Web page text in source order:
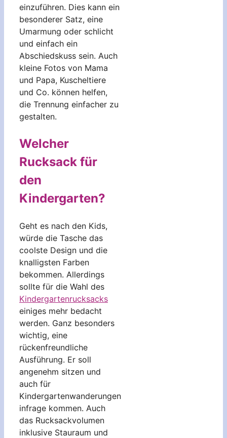
einzuführen. Dies kann ein
besonderer Satz, eine
Umarmung oder schlicht
und einfach ein
Abschiedskuss sein. Auch
kleine Fotos von Mama
und Papa, Kuscheltiere
und Co. können helfen,
die Trennung einfacher zu
gestalten.
Welcher
Rucksack für
den
Kindergarten?
Geht es nach den Kids,
würde die Tasche das
coolste Design und die
knalligsten Farben
bekommen. Allerdings
sollte für die Wahl des
Kindergartenrucksacks
einiges mehr bedacht
werden. Ganz besonders
wichtig, eine
rückenfreundliche
Ausführung. Er soll
angenehm sitzen und
auch für
Kindergartenwanderungen
infrage kommen. Auch
das Rucksackvolumen
inklusive Stauraum und